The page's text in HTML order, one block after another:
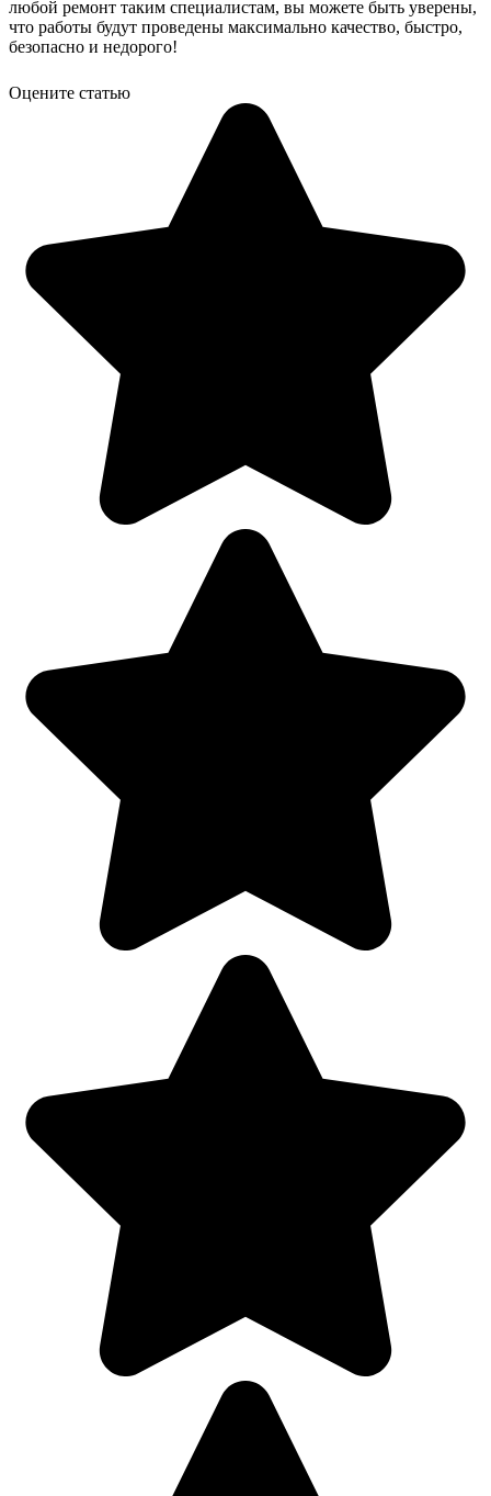
любой ремонт таким специалистам, вы можете быть уверены,
что работы будут проведены максимально качество, быстро,
безопасно и недорого!
Оцените статью